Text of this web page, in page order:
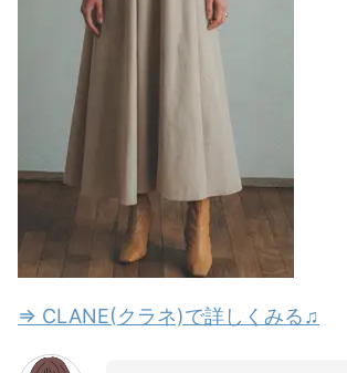
⇒ CLANE(クラネ)で詳しくみる♫